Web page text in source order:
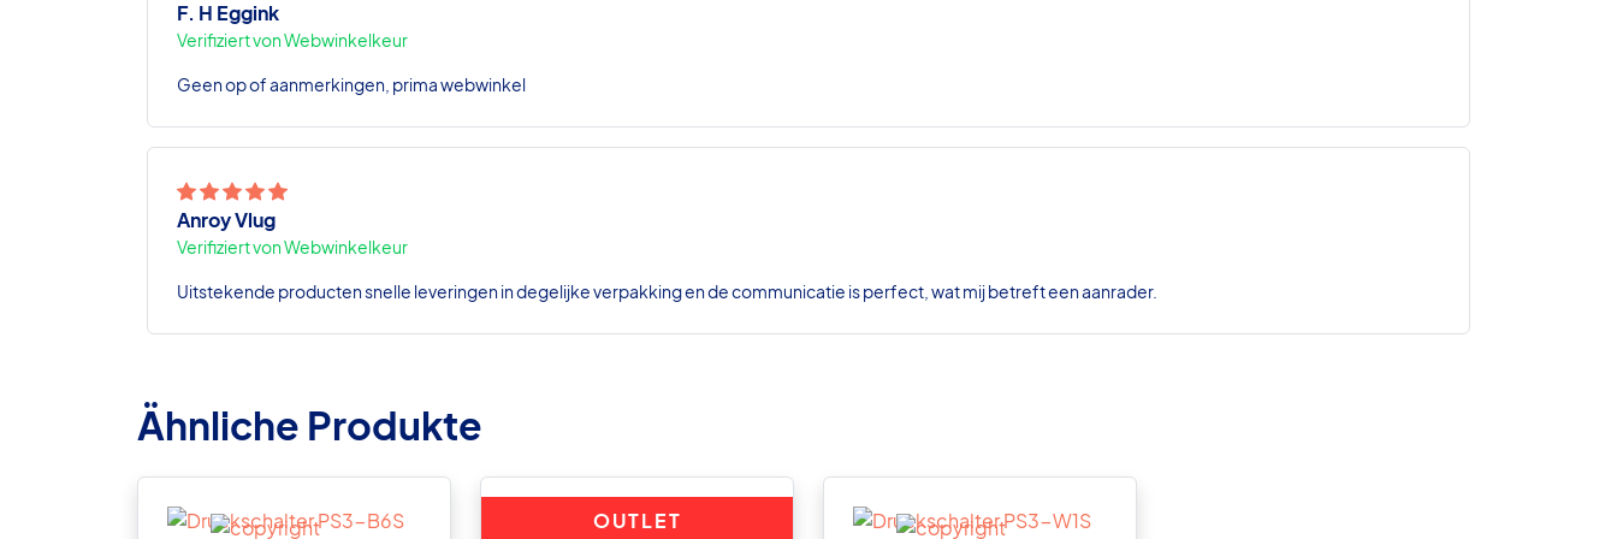
F. H Eggink
Verifiziert von Webwinkelkeur
Geen op of aanmerkingen, prima webwinkel
Anroy Vlug
Verifiziert von Webwinkelkeur
Uitstekende producten snelle leveringen in degelijke verpakking en de communicatie is perfect, wat mij betreft een aanrader.
Ähnliche Produkte
OUTLET